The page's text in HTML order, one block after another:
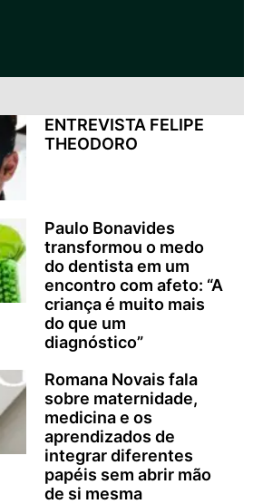
ENTREVISTA FELIPE
THEODORO
Paulo Bonavides
transformou o medo
do dentista em um
encontro com afeto: “A
criança é muito mais
do que um
diagnóstico”
Romana Novais fala
sobre maternidade,
medicina e os
aprendizados de
integrar diferentes
papéis sem abrir mão
de si mesma